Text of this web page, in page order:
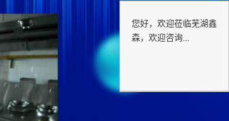
您好，欢迎莅临芜湖鑫
森，欢迎咨询...